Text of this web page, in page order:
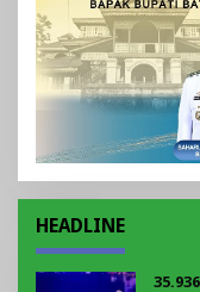
HEADLINE